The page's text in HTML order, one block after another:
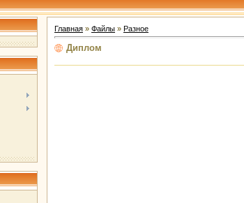
Главная » Файлы » Разное
Диплом